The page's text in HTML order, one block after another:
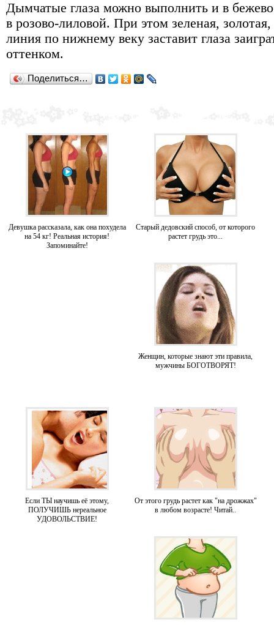
Дымчатые глаза можно выполнить и в
в розово-лиловой. При этом зеленая,
линия по нижнему веку заставит глаза
оттенком.
Поделиться…
Девушка рассказала, как она похудела
на 54 кг! Реальная история!
Запоминайте!
Старый дедовский способ, от которого
растет грудь это...
Женщин, которые знают эти правила,
мужчины БОГОТВОРЯТ!
Если ТЫ научишь её этому,
ПОЛУЧИШЬ нереальное
УДОВОЛЬСТВИЕ!
От этого грудь растет как "на дрожжах"
в любом возрасте! Читай..